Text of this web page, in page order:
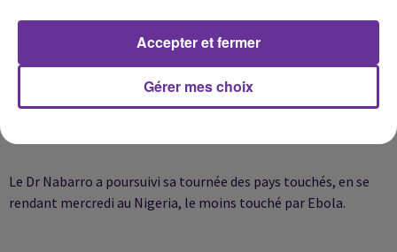
chef de l'Etat, Ernest Bai Koroma.
La Grande-Bretagne a également offert 10 millions d'euros
Le Dr Nabarro a poursuivi sa tournée des pays touchés, en se
rendant mercredi au Nigeria, le moins touché par Ebola.
Gérer mes choix
Accepter et fermer